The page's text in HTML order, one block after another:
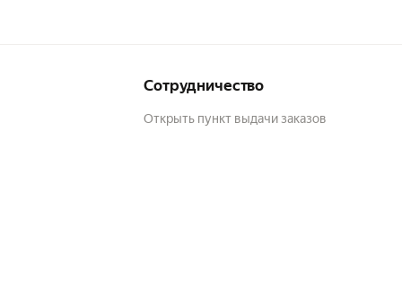
Сотрудничество
Открыть пункт выдачи заказов